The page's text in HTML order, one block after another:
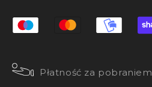
Płatność za pobraniem